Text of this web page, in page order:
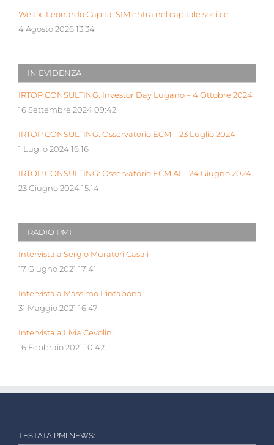
Weltix: Leonardo Capital SIM entra nel capitale sociale
4 Agosto 2026 13:34
IN EVIDENZA
IRTOP CONSULTING: Investor Day Lugano – 4 Ottobre 2024
16 Settembre 2024 09:42
IRTOP CONSULTING: Osservatorio ECM – 23 Luglio 2024
1 Luglio 2024 16:16
IRTOP CONSULTING: Osservatorio ECM AI – 24 Giugno 2024
23 Giugno 2024 15:14
RADIO PMI
Intervista a Sergio Muratori Casali
17 Giugno 2021 17:41
Intervista a Massimo Pintabona
31 Maggio 2021 16:47
Intervista a Livia Cevolini
16 Febbraio 2021 10:42
TESTATA PMI NEWS: